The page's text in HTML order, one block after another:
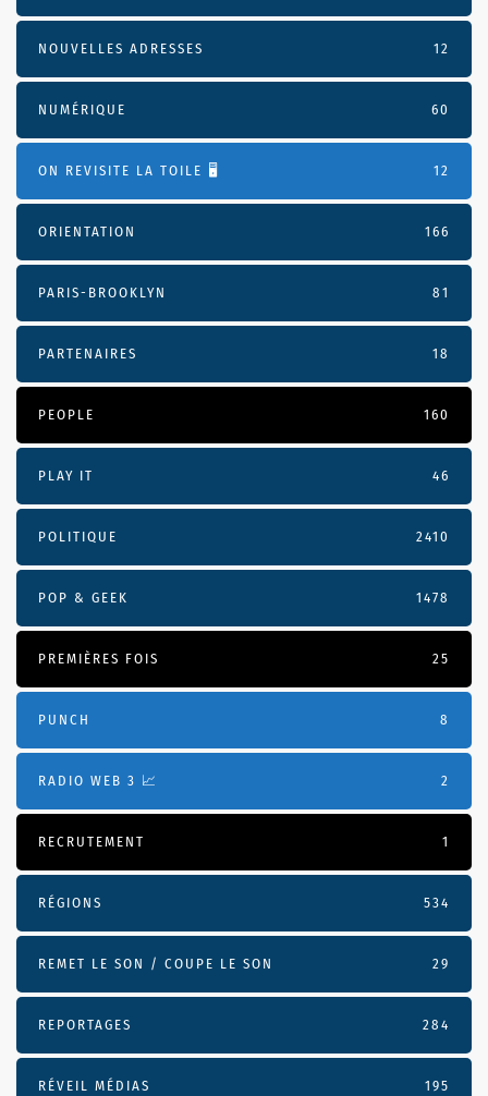
NOUVELLES ADRESSES 12
NUMÉRIQUE 60
ON REVISITE LA TOILE 🖥️ 12
ORIENTATION 166
PARIS-BROOKLYN 81
PARTENAIRES 18
PEOPLE 160
PLAY IT 46
POLITIQUE 2410
POP & GEEK 1478
PREMIÈRES FOIS 25
PUNCH 8
RADIO WEB 3 📈 2
RECRUTEMENT 1
RÉGIONS 534
REMET LE SON / COUPE LE SON 29
REPORTAGES 284
RÉVEIL MÉDIAS 195